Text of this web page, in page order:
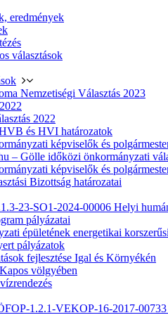
eredmények
választások
Nemzetiségi Választás 2023
2022
és HVI határozatok
képviselők és
– Gölle időközi önkormányzati
képviselők és
Bizottság határozatai
23-SO1-2024-00006 Helyi
pályázatai
épületének energetikai
pályázatok
fejlesztése Igal és Környékén
völgyében
1.2.1-VEKOP-16-2017-00733